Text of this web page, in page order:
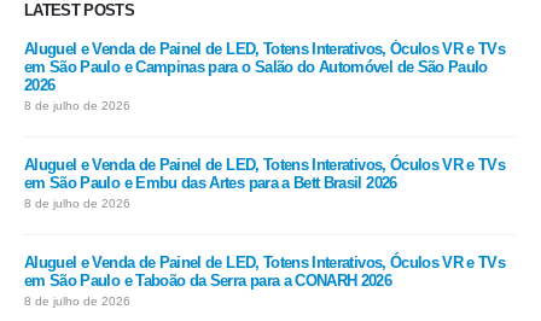
LATEST POSTS
Aluguel e Venda de Painel de LED, Totens Interativos, Óculos VR e TVs
em São Paulo e Campinas para o Salão do Automóvel de São Paulo
2026
8 de julho de 2026
Aluguel e Venda de Painel de LED, Totens Interativos, Óculos VR e TVs
em São Paulo e Embu das Artes para a Bett Brasil 2026
8 de julho de 2026
Aluguel e Venda de Painel de LED, Totens Interativos, Óculos VR e TVs
em São Paulo e Taboão da Serra para a CONARH 2026
8 de julho de 2026